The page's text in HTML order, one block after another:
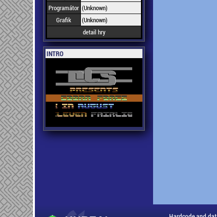
Programátor (Unknown)
Grafik
(Unknown)
detail hry
INTRO